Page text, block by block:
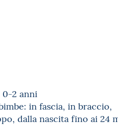
2 anni
in fascia, in braccio,
dalla nascita fino ai 24